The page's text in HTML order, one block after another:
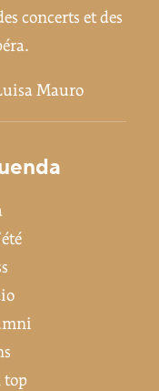
concerts et des
Mauro
top